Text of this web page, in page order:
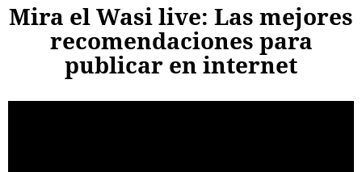
Mira el Wasi live: Las mejores
recomendaciones para
publicar en internet